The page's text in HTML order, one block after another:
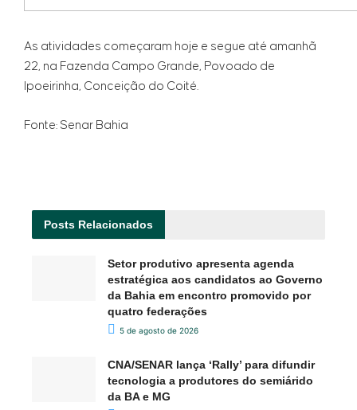
As atividades começaram hoje e segue até amanhã
22, na Fazenda Campo Grande, Povoado de
Ipoeirinha, Conceição do Coité.
Fonte: Senar Bahia
Posts Relacionados
Setor produtivo apresenta agenda
estratégica aos candidatos ao Governo
da Bahia em encontro promovido por
quatro federações
5 de agosto de 2026
CNA/SENAR lança ‘Rally’ para difundir
tecnologia a produtores do semiárido
da BA e MG